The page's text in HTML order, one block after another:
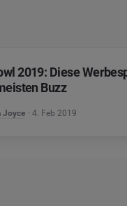
2019: Diese
Buzz
Joyce 4. Feb 2019